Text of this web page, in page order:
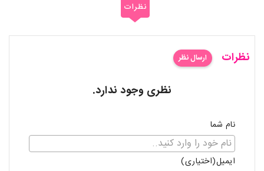
نظرات
نظرات ارسال نظر
نظری وجود ندارد.
نام شما
ایمیل(اختیاری)